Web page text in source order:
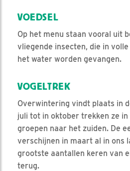
VOEDSEL
Op het menu staan vooral uit
vliegende insecten, die in
het water worden gevangen.
VOGELTREK
Overwintering vindt plaats in
juli tot in oktober trekken ze
groepen naar het zuiden. De
verschijnen in maart al in ons
grootste aantallen keren van
terug.